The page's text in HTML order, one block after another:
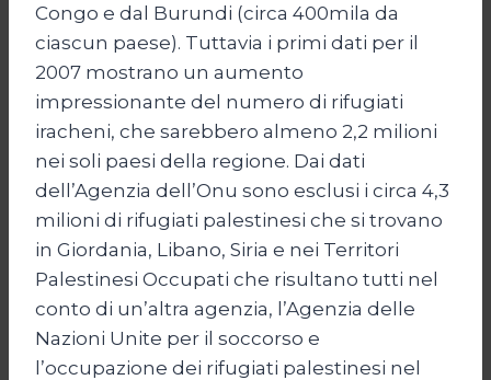
Congo e dal Burundi (circa 400mila da
ciascun paese). Tuttavia i primi dati per il
2007 mostrano un aumento
impressionante del numero di rifugiati
iracheni, che sarebbero almeno 2,2 milioni
nei soli paesi della regione. Dai dati
dell’Agenzia dell’Onu sono esclusi i circa 4,3
milioni di rifugiati palestinesi che si trovano
in Giordania, Libano, Siria e nei Territori
Palestinesi Occupati che risultano tutti nel
conto di un’altra agenzia, l’Agenzia delle
Nazioni Unite per il soccorso e
l’occupazione dei rifugiati palestinesi nel